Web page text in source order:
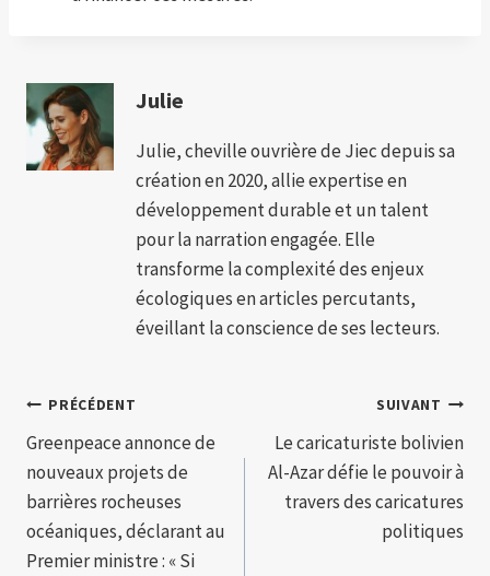
Julie
Julie, cheville ouvrière de Jiec depuis sa
création en 2020, allie expertise en
développement durable et un talent
pour la narration engagée. Elle
transforme la complexité des enjeux
écologiques en articles percutants,
éveillant la conscience de ses lecteurs.
Navigation
de
l’article
PRÉCÉDENT
Greenpeace annonce de
nouveaux projets de
barrières rocheuses
océaniques, déclarant au
Premier ministre : « Si
SUIVANT
Le caricaturiste bolivien
Al-Azar défie le pouvoir à
travers des caricatures
politiques